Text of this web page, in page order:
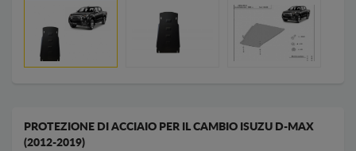
PROTEZIONE DI ACCIAIO PER IL CAMBIO ISUZU D-MAX
(2012-2019)